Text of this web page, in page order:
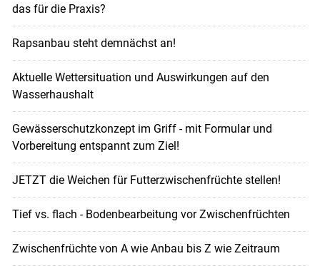
das für die Praxis?
Rapsanbau steht demnächst an!
Aktuelle Wettersituation und Auswirkungen auf den
Wasserhaushalt
Gewässerschutzkonzept im Griff - mit Formular und
Vorbereitung entspannt zum Ziel!
JETZT die Weichen für Futterzwischenfrüchte stellen!
Tief vs. flach - Bodenbearbeitung vor Zwischenfrüchten
Zwischenfrüchte von A wie Anbau bis Z wie Zeitraum